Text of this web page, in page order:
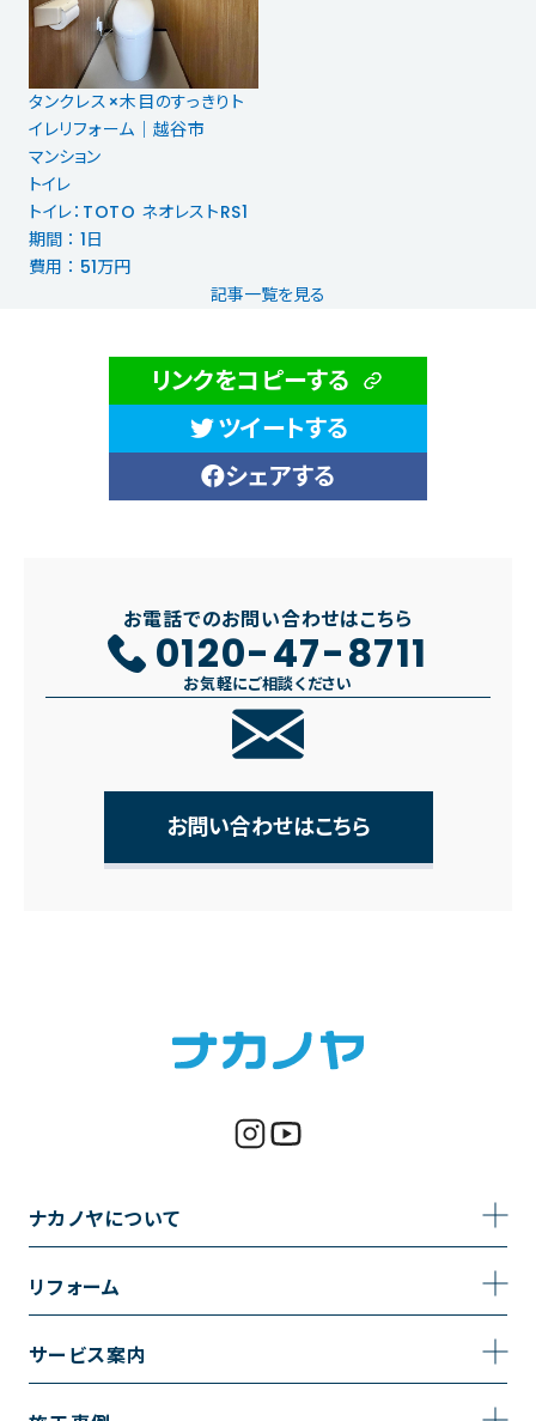
タンクレス×木目のすっきりト
イレリフォーム｜越谷市
マンション
トイレ
トイレ：TOTO ネオレストRS1
期間 ： 1日
費用 ： 51万円
記事一覧を見る
リンクをコピーする
ツイートする
シェアする
お電話でのお問い合わせはこちら
0120-47-8711
お気軽にご相談ください
お問い合わせはこちら
ナカノヤについて
採用情報
リフォーム
トイレのリフォーム
サービス案内
サービスの流れ